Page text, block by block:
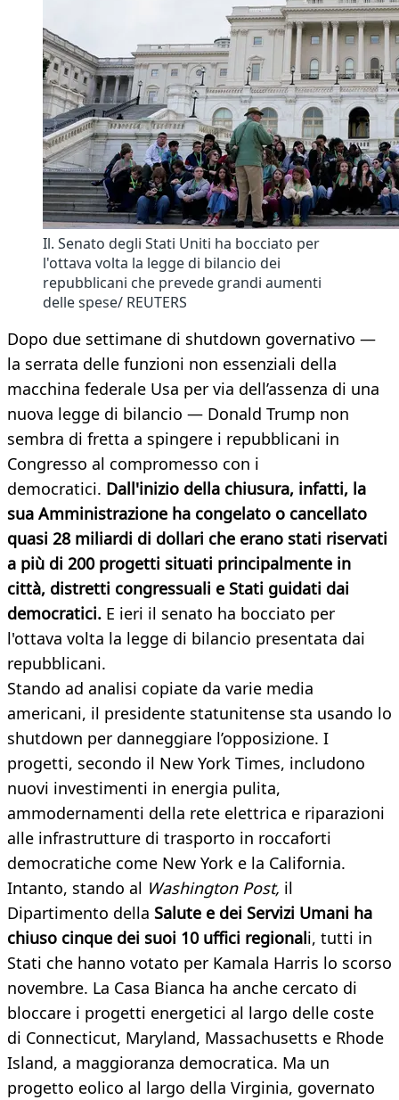
Il. Senato degli Stati Uniti ha bocciato per
l'ottava volta la legge di bilancio dei
repubblicani che prevede grandi aumenti
delle spese/ REUTERS
Dopo due settimane di shutdown governativo —
la serrata delle funzioni non essenziali della
macchina federale Usa per via dell’assenza di una
nuova legge di bilancio — Donald Trump non
sembra di fretta a spingere i repubblicani in
Congresso al compromesso con i
democratici. Dall'inizio della chiusura, infatti, la
sua Amministrazione ha congelato o cancellato
quasi 28 miliardi di dollari che erano stati riservati
a più di 200 progetti situati principalmente in
città, distretti congressuali e Stati guidati dai
democratici. E ieri il senato ha bocciato per
l'ottava volta la legge di bilancio presentata dai
repubblicani.
Stando ad analisi copiate da varie media
americani, il presidente statunitense sta usando lo
shutdown per danneggiare l’opposizione. I
progetti, secondo il New York Times, includono
nuovi investimenti in energia pulita,
ammodernamenti della rete elettrica e riparazioni
alle infrastrutture di trasporto in roccaforti
democratiche come New York e la California.
Intanto, stando al Washington Post, il
Dipartimento della Salute e dei Servizi Umani ha
chiuso cinque dei suoi 10 uffici regionali, tutti in
Stati che hanno votato per Kamala Harris lo scorso
novembre. La Casa Bianca ha anche cercato di
bloccare i progetti energetici al largo delle coste
di Connecticut, Maryland, Massachusetts e Rhode
Island, a maggioranza democratica. Ma un
progetto eolico al largo della Virginia, governato